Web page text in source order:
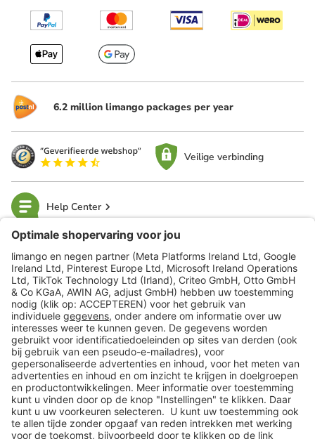
6.2 million limango packages per year
Veilige verbinding
Help Center
limango
Veilig winkelen
Klantenservice
Shop
Acties